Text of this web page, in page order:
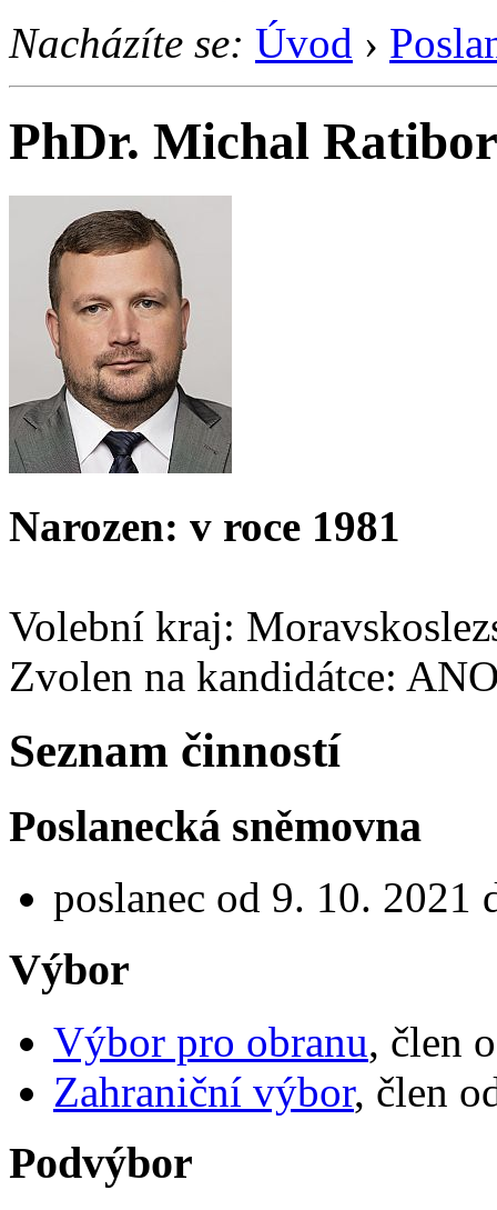
Nacházíte se: Úvod ›
PhDr. Michal
Narozen: v roce 1981
Volební kraj:
Zvolen na kandidátce:
Seznam činností
Poslanecká sněmovna
poslanec od 9. 10. 2021
Výbor
Výbor pro obranu, člen
Zahraniční výbor, člen
Podvýbor